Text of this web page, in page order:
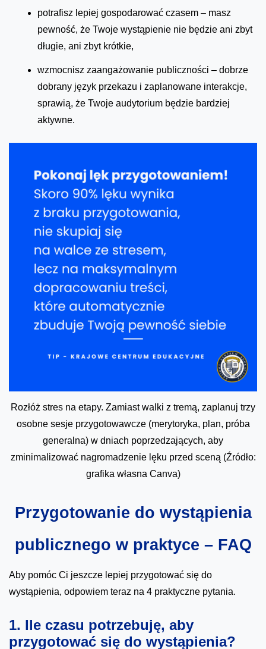
potrafisz lepiej gospodarować czasem – masz
pewność, że Twoje wystąpienie nie będzie ani zbyt
długie, ani zbyt krótkie,
wzmocnisz zaangażowanie publiczności – dobrze
dobrany język przekazu i zaplanowane interakcje,
sprawią, że Twoje audytorium będzie bardziej
aktywne.
Rozłóż stres na etapy. Zamiast walki z tremą, zaplanuj trzy
osobne sesje przygotowawcze (merytoryka, plan, próba
generalna) w dniach poprzedzających, aby
zminimalizować nagromadzenie lęku przed sceną (Źródło:
grafika własna Canva)
Przygotowanie do wystąpienia
publicznego w praktyce – FAQ
Aby pomóc Ci jeszcze lepiej przygotować się do
wystąpienia, odpowiem teraz na 4 praktyczne pytania.
1. Ile czasu potrzebuję, aby
przygotować się do wystąpienia?